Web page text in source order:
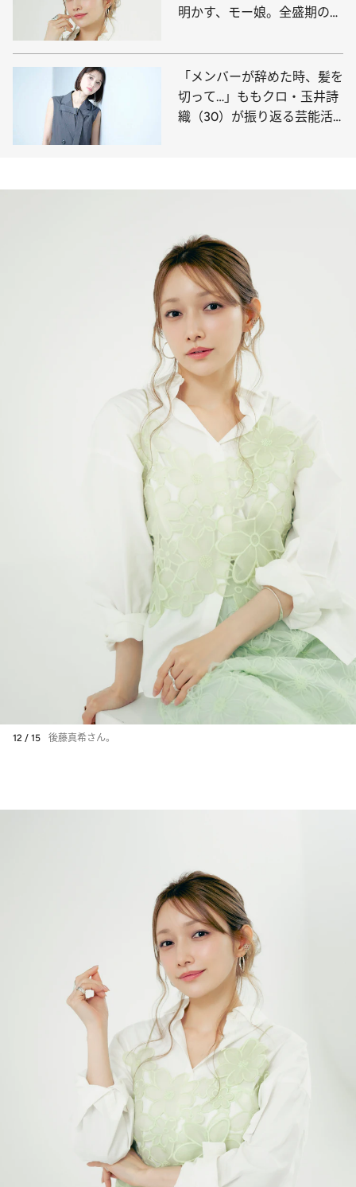
明かす、モー娘。全盛期の
理由
「メンバーが辞めた時、髪を
切って…」ももクロ・玉井詩
織（30）が振り返る芸能活
12 / 15 後藤真希さん。